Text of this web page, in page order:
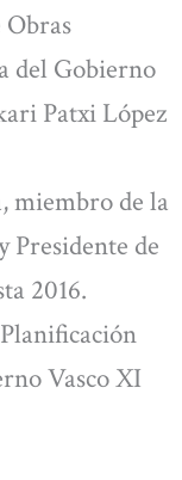
del Gobierno
Patxi López
miembro de la
Presidente de
2016.
Vasco XI